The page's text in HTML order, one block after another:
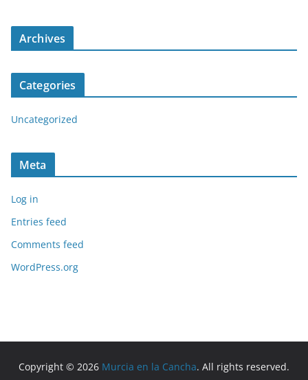
Archives
Categories
Uncategorized
Meta
Log in
Entries feed
Comments feed
WordPress.org
Copyright © 2026 Murcia en la Cancha. All rights reserved.